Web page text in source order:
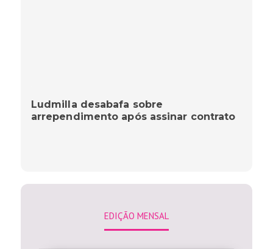
Ludmilla desabafa sobre
arrependimento após assinar contrato
EDIÇÃO MENSAL